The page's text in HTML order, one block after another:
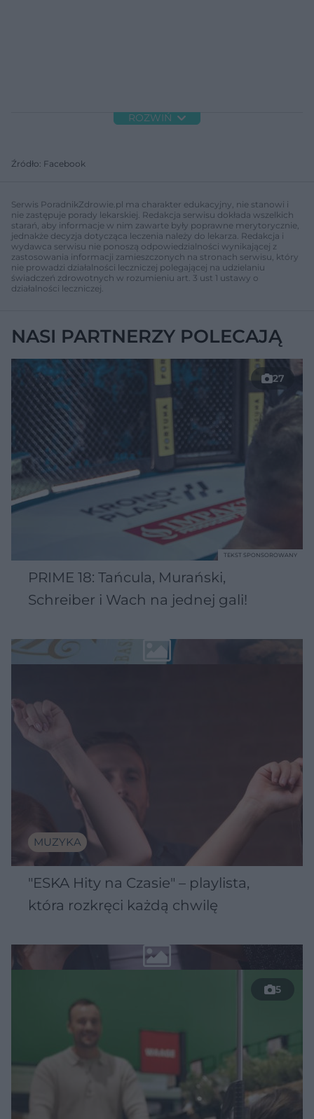
ROZWIŃ
Źródło: Facebook
Serwis PoradnikZdrowie.pl ma charakter edukacyjny, nie stanowi i
nie zastępuje porady lekarskiej. Redakcja serwisu dokłada wszelkich
starań, aby informacje w nim zawarte były poprawne merytorycznie,
jednakże decyzja dotycząca leczenia należy do lekarza. Redakcja i
wydawca serwisu nie ponoszą odpowiedzialności wynikającej z
zastosowania informacji zamieszczonych na stronach serwisu, który
nie prowadzi działalności leczniczej polegającej na udzielaniu
świadczeń zdrowotnych w rozumieniu art. 3 ust 1 ustawy o
działalności leczniczej.
NASI PARTNERZY POLECAJĄ
27
PRIME 18: Tańcula, Murański,
Schreiber i Wach na jednej gali!
TEKST SPONSOROWANY
MUZYKA
"ESKA Hity na Czasie" – playlista,
która rozkręci każdą chwilę
5